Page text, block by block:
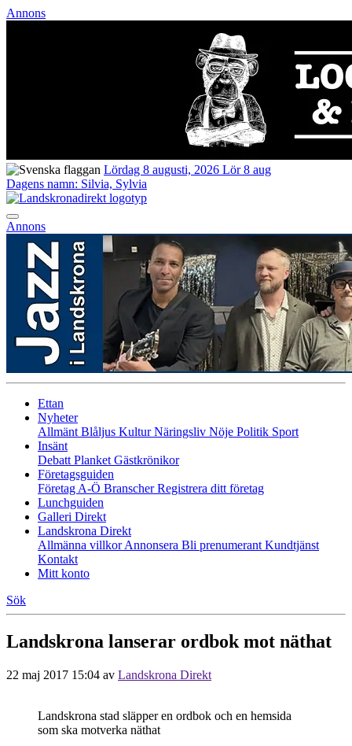
Annons
Lördag 8 augusti, 2026 Lör 8 aug
Dagens namn: Silvia, Sylvia
Annons
Ettan
Nyheter
Allmänt Blåljus KulturNäringsliv Nöje Politik Sport
Insänt
Debatt Planket Gästkrönikor
Företagsguiden
Företag A-Ö BranscherRegistrera ditt företag
Lunchguiden
Galleri Direkt
Landskrona Direkt
Allmänna villkorAnnonsera Bli prenumerant Kundtjänst
Kontakt
Mitt konto
Sök
Landskrona lanserar ordbok mot näthat
22 maj 2017 15:04 av Landskrona Direkt
Landskrona stad släpper en ordbok och en hemsida
som ska motverka näthat